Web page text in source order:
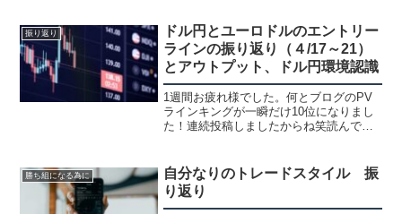
振り返り
ドル円とユーロドルのエントリー
ラインの振り返り（４/17～21）
とアウトプット、ドル円環境認識
1週間お疲れ様でした。何とブログのPV
ラインキングが一瞬だけ10位になりまし
た！連続投稿しましたからね笑読んで頂
位とかです・・今週のトレード結果はか
なり順調で...
勝ち組になる為に
自分なりのトレードスタイル 振
り返り